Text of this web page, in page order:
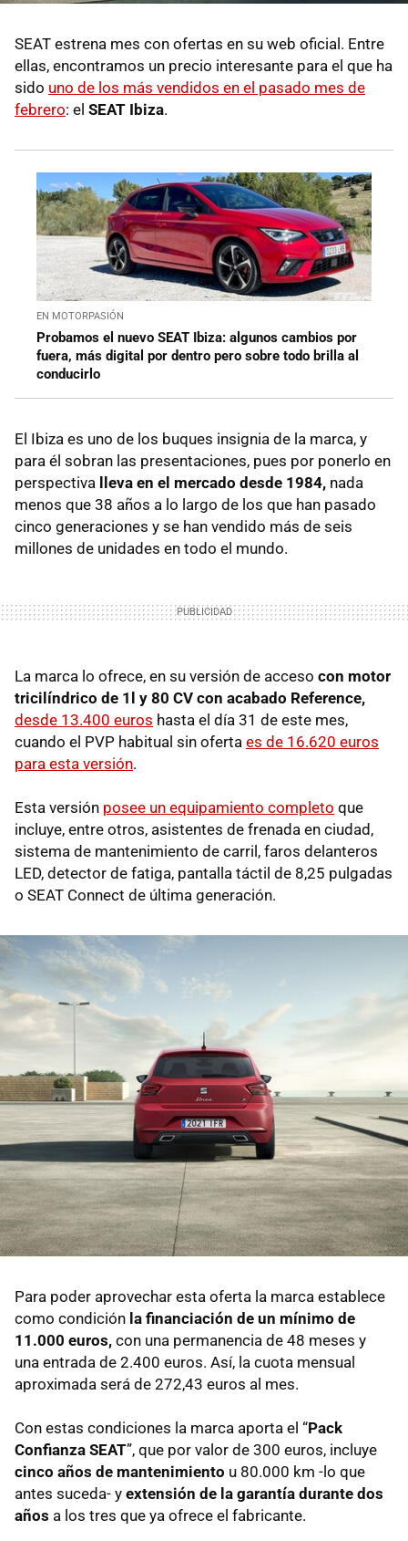
SEAT estrena mes con ofertas en su web oficial. Entre
ellas, encontramos un precio interesante para el que ha
sido uno de los más vendidos en el pasado mes de
febrero: el SEAT Ibiza.
EN MOTORPASIÓN
Probamos el nuevo SEAT Ibiza: algunos cambios por
fuera, más digital por dentro pero sobre todo brilla al
conducirlo
El Ibiza es uno de los buques insignia de la marca, y
para él sobran las presentaciones, pues por ponerlo en
perspectiva
lleva en el mercado desde 1984, nada
menos que 38 años a lo largo de los que han pasado
cinco generaciones y se han vendido más de seis
millones de unidades en todo el mundo.
La marca lo ofrece, en su versión de acceso con motor
tricilíndrico de 1l y 80 CV con acabado Reference,
desde 13.400 euros hasta el día 31 de este mes,
cuando el PVP habitual sin oferta es de 16.620 euros
para esta versión.
Esta versión posee un equipamiento completo que
incluye, entre otros, asistentes de frenada en ciudad,
sistema de mantenimiento de carril, faros delanteros
LED, detector de fatiga, pantalla táctil de 8,25 pulgadas
o SEAT Connect de última generación.
Para poder aprovechar esta oferta la marca establece
como condición la financiación de un mínimo de
11.000 euros, con una permanencia de 48 meses y
una entrada de 2.400 euros. Así, la cuota mensual
aproximada será de 272,43 euros al mes.
Con estas condiciones la marca aporta el “Pack
Confianza SEAT”, que por valor de 300 euros, incluye
cinco años de mantenimiento u 80.000 km -lo que
antes suceda- y extensión de la garantía durante dos
años a los tres que ya ofrece el fabricante.